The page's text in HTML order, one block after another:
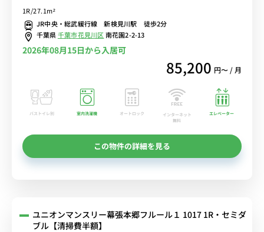
1R/27.1m²
JR中央・総武緩行線 新検見川駅 徒歩2分
千葉県千葉市花見川区南花園2-2-13
2026年08月15日から入居可
85,200 円〜 / 月
バストイレ別 室内洗濯機 オートロック
インターネット
無料
エレベーター
この物件の詳細を見る
ユニオンマンスリー幕張本郷フルール１ 1017 1R・セミダ
ブル【清掃費半額】